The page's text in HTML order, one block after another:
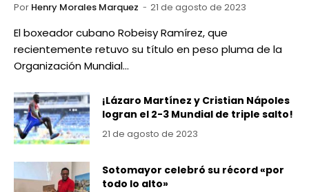
Por Henry Morales Marquez 21 de agosto de 2023
El boxeador cubano Robeisy Ramírez, que
recientemente retuvo su título en peso pluma de la
Organización Mundial…
¡Lázaro Martínez y Cristian Nápoles
logran el 2-3 Mundial de triple salto!
21 de agosto de 2023
Sotomayor celebró su récord «por
todo lo alto»